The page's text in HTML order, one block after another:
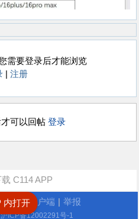
需要登录后才能浏览
注册
可以回帖 登录
内打开
C114 APP
脑版 | 客户端 举报
沪ICP备12002291号-1